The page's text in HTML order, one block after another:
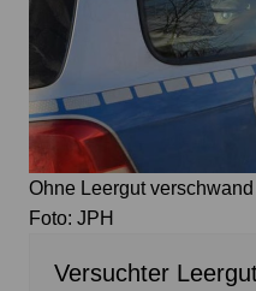
Ohne Leergut
Foto: JPH
Versuchter